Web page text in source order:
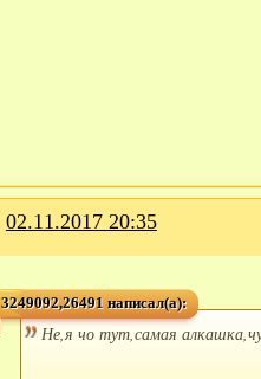
02.11.2017 20:35
3249092,26491 написал(а):
Не,я чо тут,самая